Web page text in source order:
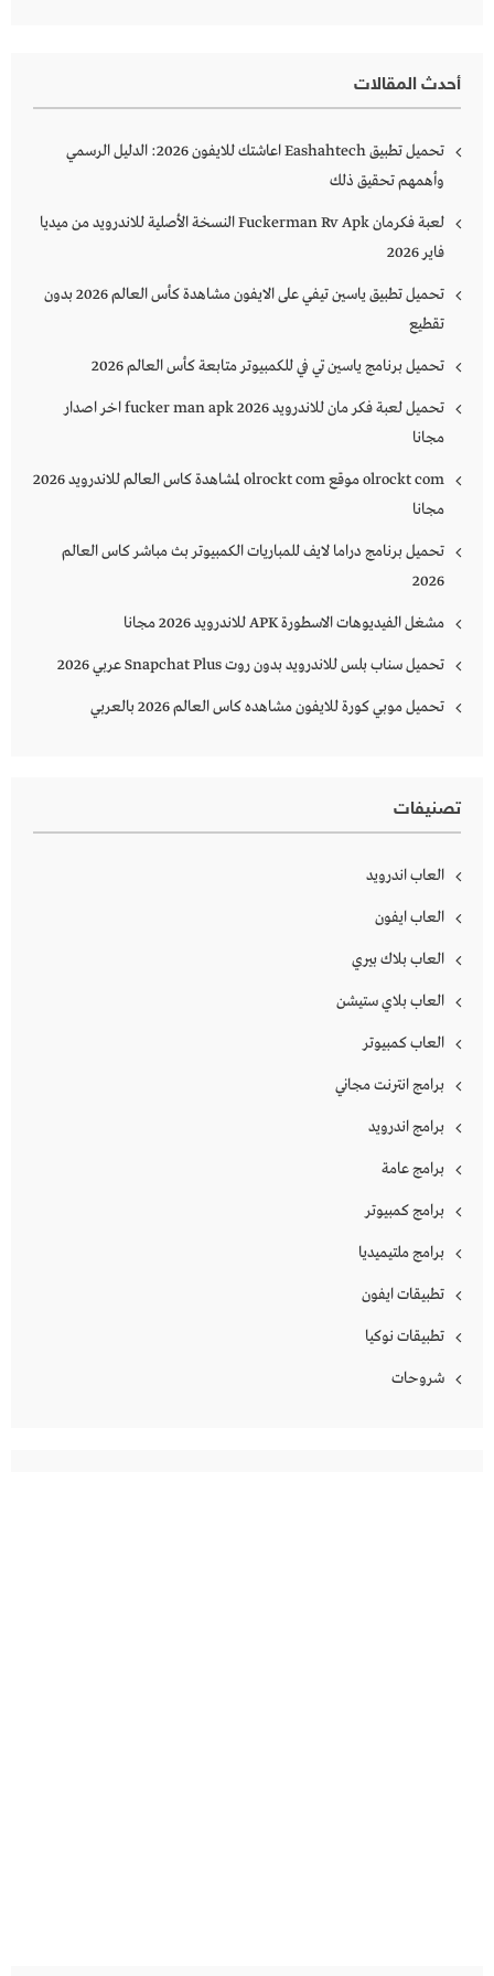
أحدث المقالات
تحميل تطبيق Eashahtech اعاشتك للايفون 2026: الدليل الرسمي
وأهمهم تحقيق ذلك
لعبة فكرمان Fuckerman Rv Apk النسخة الأصلية للاندرويد من ميديا
فاير 2026
تحميل تطبيق ياسين تيفي على الايفون مشاهدة كأس العالم 2026 بدون
تقطيع
تحميل برنامج ياسين تي في للكمبيوتر متابعة كأس العالم 2026
تحميل لعبة فكر مان للاندرويد 2026 fucker man apk اخر اصدار
مجانا
olrockt com موقع olrockt com لمشاهدة كاس العالم للاندرويد 2026
مجانا
تحميل برنامج دراما لايف للمباريات الكمبيوتر بث مباشر كاس العالم
2026
مشغل الفيديوهات الاسطورة APK للاندرويد 2026 مجانا
تحميل سناب بلس للاندرويد بدون روت Snapchat Plus‏ عربي 2026
تحميل موبي كورة للايفون مشاهده كاس العالم 2026 بالعربي
تصنيفات
العاب اندرويد
العاب ايفون
العاب بلاك بيري
العاب بلاي ستيشن
العاب كمبيوتر
برامج انترنت مجاني
برامج اندرويد
برامج عامة
برامج كمبيوتر
برامج ملتيميديا
تطبيقات ايفون
تطبيقات نوكيا
شروحات